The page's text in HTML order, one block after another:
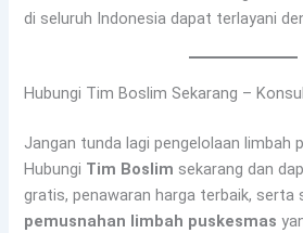
di seluruh Indonesia dapat terlayani
Hubungi Tim Boslim Sekarang –
Jangan tunda lagi pengelolaan limbah
Hubungi Tim Boslim sekarang dan
gratis, penawaran harga terbaik, serta
pemusnahan limbah puskesmas